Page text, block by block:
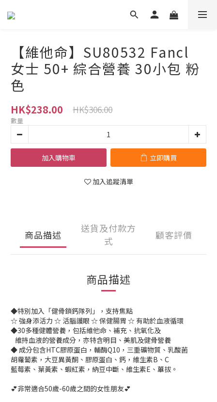
【維他命】SU80532 Fancl
女士 50+ 綜合營養 30小包 粉
色
HK$238.00 HK$306.00
數量
加入購物車 立即購買
加入追蹤清單
商品描述
送貨及付款方
式
顧客評價
商品描述
◆特別加入「健骨鎖鈣隊列」，支持焦點
☆ 強身添活力 ☆ 活腦護眼 ☆ 保健腸胃 ☆ 有助於血液循環
◆30多種健體營養，包括維他命、補充、抗氧化及
維持血液的營養成分，亦特含明目、美肌及健骨營養
◆ 成分包含HTC膠原蛋白，輔酶Q10，三重礦物質、乳酸菌
胡蘿蔔素，大豆異黃酮、膠原蛋白、鈣，維生素B、C
藍莓素、葉黃素、蝦紅素，納豆中斷、維生素E、蓽拔。
💕非常適合50歲-60歲之間的女性朋友💕